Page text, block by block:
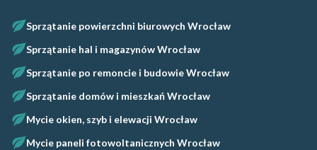
Sprzątanie powierzchni biurowych Wrocław
Sprzątanie hal i magazynów Wrocław
Sprzątanie po remoncie i budowie Wrocław
Sprzątanie domów i mieszkań Wrocław
Mycie okien, szyb i elewacji Wrocław
Mycie paneli fotowoltanicznych Wrocław